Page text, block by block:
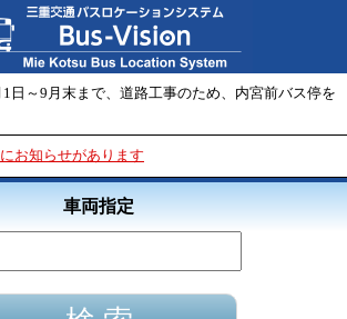
1日～9月末まで、道路工事のため、内宮前バス停を
お知らせがあります
車両指定